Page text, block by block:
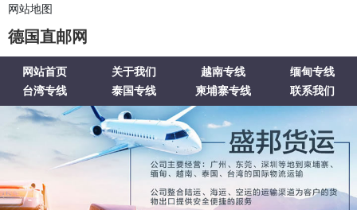
网站地图
德国直邮网
网站首页 关于我们 越南专线
缅甸专线
台湾专线
泰国专线 柬埔寨专线 联系我们